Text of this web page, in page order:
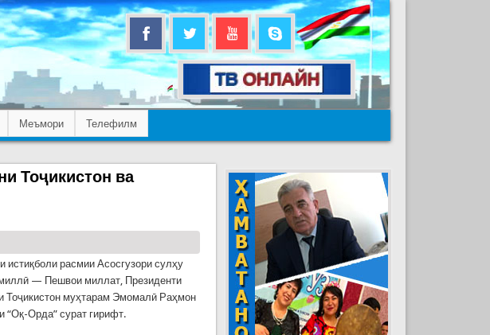
Меъмори Телефилм
Тоҷикистон ва
истиқболи расмии Асосгузори сулҳу
— Пешвои миллат, Президенти
Тоҷикистон муҳтарам Эмомалӣ Раҳмон
“Оқ-Орда” сурат гирифт.